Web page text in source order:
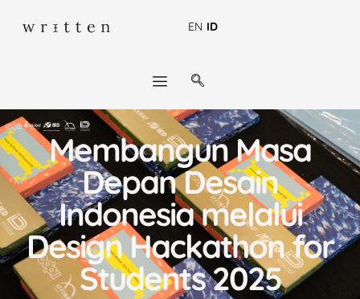
EN ID
Membangun Masa
Depan Desain
Indonesia melalui
Design Hackathon for
Students 2025